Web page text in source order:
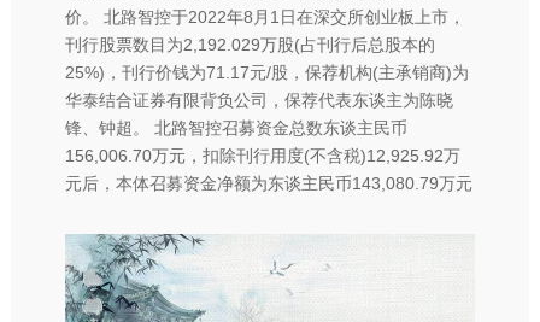
价。 北路智控于2022年8月1日在深交所创业板上市，
刊行股票数目为2,192.029万股(占刊行后总股本的
25%)，刊行价钱为71.17元/股，保荐机构(主承销商)为
华泰结合证券有限背负公司，保荐代表东谈主为陈晓
锋、钟超。 北路智控召募资金总数东谈主民币
156,006.70万元，扣除刊行用度(不含税)12,925.92万
元后，本体召募资金净额为东谈主民币143,080.79万元